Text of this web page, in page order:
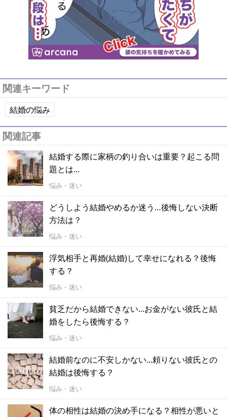
関連キーワード
結婚の悩み
関連記事
結婚する際に家柄の釣り合いは重要？起こる問
題とは…
悩み・迷い
どうしよう結婚やめるか迷う…後悔しない決断
方法は？
悩み・迷い
浮気相手と再婚(結婚)して幸せになれる？後悔
する？
悩み・迷い
貧乏だから結婚できない...お金がない彼氏と結
婚をしたら後悔する？
悩み・迷い
結婚前なのに不安しかない...頼りない彼氏との
結婚は後悔する？
悩み・迷い
体の相性は結婚の決め手になる？相性が悪いと